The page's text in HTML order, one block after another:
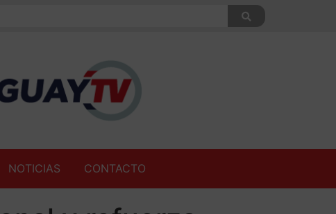
NOTICIAS CONTACTO